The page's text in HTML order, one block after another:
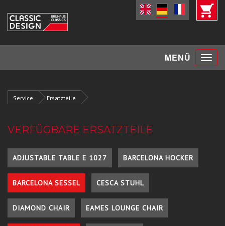
MENÜ Toggle
Service Ersatzteile
VERFÜGBARE ERSATZTEILE
ADJUSTABLE TABLE E 1027 BARCELONA HOCKER
BARCELONA SESSEL CESCA STUHL
DIAMOND CHAIR EAMES LOUNGE CHAIR